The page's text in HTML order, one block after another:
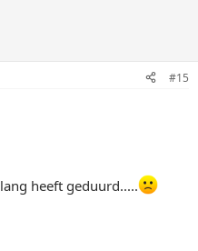
#15
heeft geduurd.....